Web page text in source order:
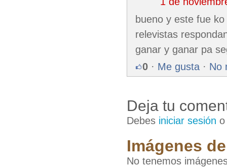
bueno y este fue
relevistas
ganar y ganar pa
0 · Me gusta · No
Deja tu
Debes iniciar sesión
Imágenes
No tenemos